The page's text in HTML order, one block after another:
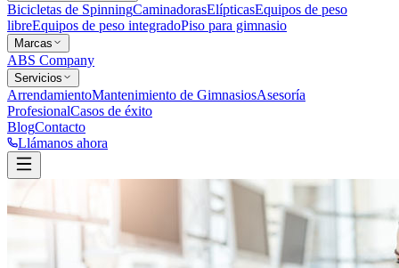
Bicicletas de SpinningCaminadorasElípticasEquipos de peso
libreEquipos de peso integradoPiso para gimnasio
Marcas
ABS Company
Servicios
ArrendamientoMantenimiento de GimnasiosAsesoría
ProfesionalCasos de éxito
BlogContacto
Llámanos ahora